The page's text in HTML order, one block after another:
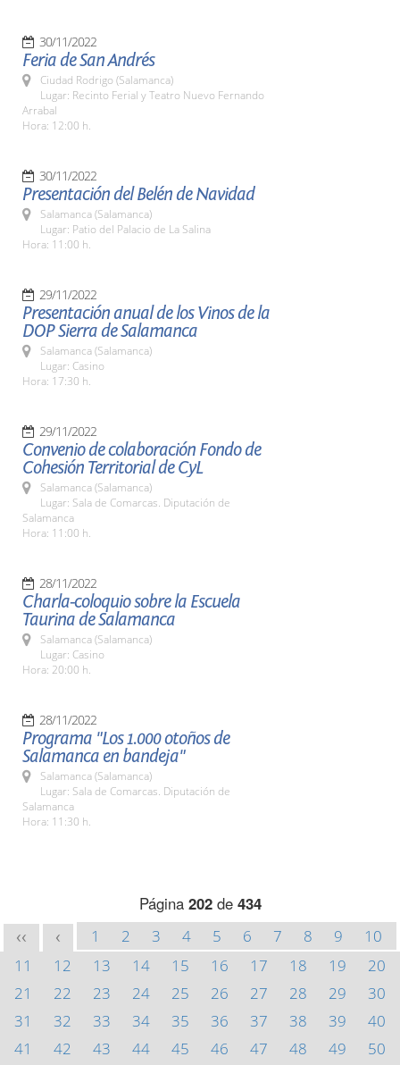
30/11/2022
Feria de San Andrés
Ciudad Rodrigo (Salamanca)
Lugar: Recinto Ferial y Teatro Nuevo Fernando
Arrabal
Hora: 12:00 h.
30/11/2022
Presentación del Belén de Navidad
Salamanca (Salamanca)
Lugar: Patio del Palacio de La Salina
Hora: 11:00 h.
29/11/2022
Presentación anual de los Vinos de la
DOP Sierra de Salamanca
Salamanca (Salamanca)
Lugar: Casino
Hora: 17:30 h.
29/11/2022
Convenio de colaboración Fondo de
Cohesión Territorial de CyL
Salamanca (Salamanca)
Lugar: Sala de Comarcas. Diputación de
Salamanca
Hora: 11:00 h.
28/11/2022
Charla-coloquio sobre la Escuela
Taurina de Salamanca
Salamanca (Salamanca)
Lugar: Casino
Hora: 20:00 h.
28/11/2022
Programa "Los 1.000 otoños de
Salamanca en bandeja"
Salamanca (Salamanca)
Lugar: Sala de Comarcas. Diputación de
Salamanca
Hora: 11:30 h.
Página 202de 434
<< < 1 2 3 4 5 6 7 8 9
10
11
12 13 14 15 16 17 18 19
20
21
22 23 24 25 26 27 28 29
30
31
32 33 34 35 36 37 38 39
40
41
42 43 44 45 46 47 48 49
50